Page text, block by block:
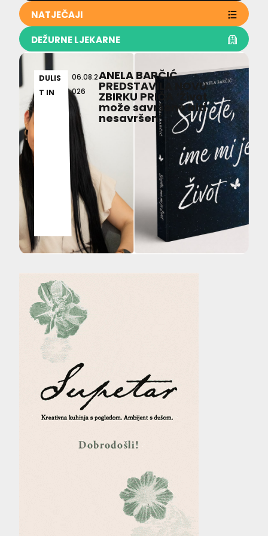
NATJEČAJI
DEŽURNE LJEKARNE
DULIS
T IN
06.08.2
026
ANELA BARČIĆ
PREDSTAVILA NOVU
ZBIRKU PRIČA ‘Život
može savršeno biti
nesavršen’